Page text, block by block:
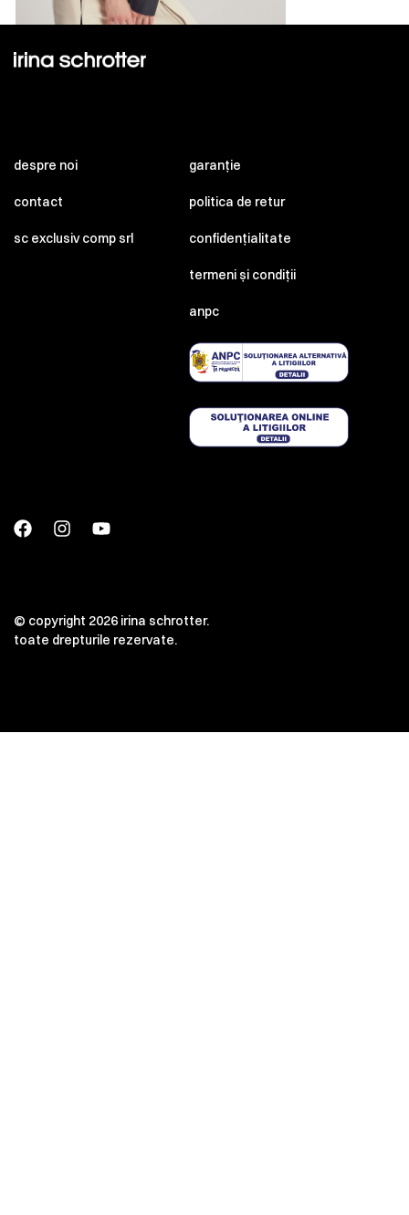
despre noi
contact
sc exclusiv comp srl
garanție
politica de retur
confidențialitate
termeni și condiții
anpc
© copyright 2026 irina schrotter.
toate drepturile rezervate.